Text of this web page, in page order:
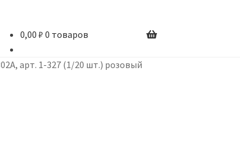
0,00 ₽ 0 товаров
арт. 1-327 (1/20 шт.) розовый